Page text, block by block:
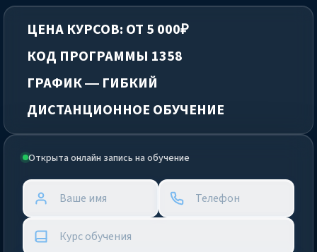
Открыта онлайн запись на обучение
ЦЕНА КУРСОВ: ОТ 5 000₽
КОД ПРОГРАММЫ 1358
ГРАФИК — ГИБКИЙ
ДИСТАНЦИОННОЕ ОБУЧЕНИЕ